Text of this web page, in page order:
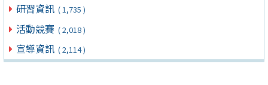
研習資訊 ( 1,735 )
活動競賽 ( 2,018 )
宣導資訊 ( 2,114 )